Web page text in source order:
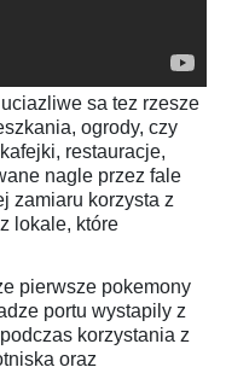
sa tez rzesze
ogrody, czy
restauracje,
nagle przez fale
zamiaru korzysta z
lokale, które
pierwsze pokemony
portu wystapily z
korzystania z
oraz